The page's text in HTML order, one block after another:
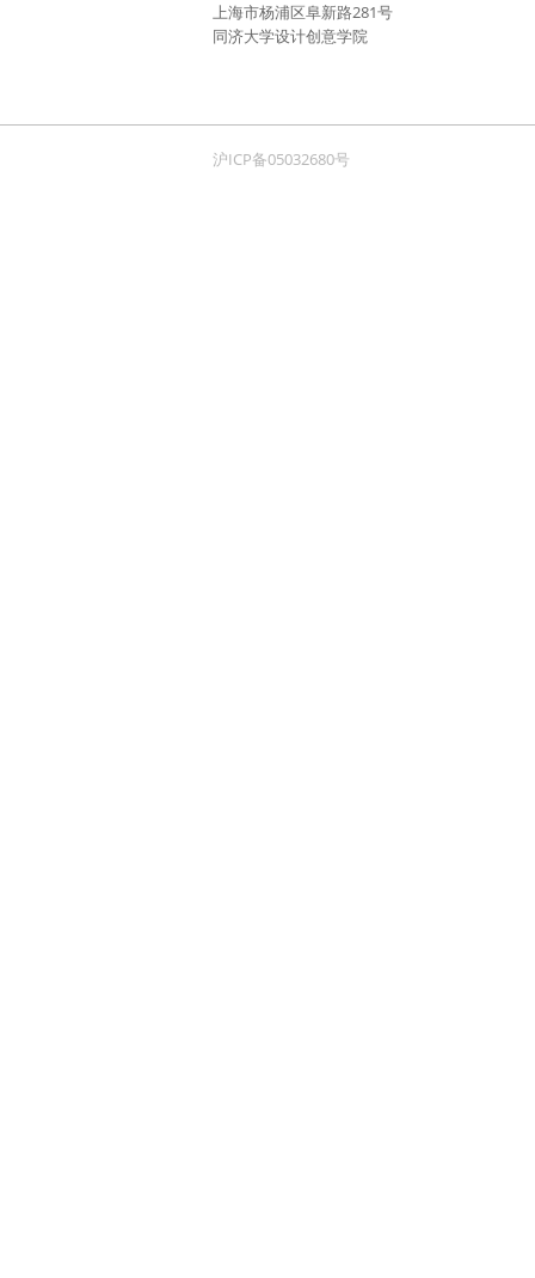
上海市杨浦区阜新路281号
同济大学设计创意学院
沪ICP备05032680号